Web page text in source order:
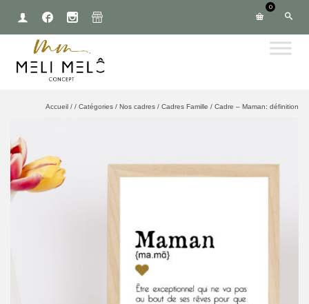
0
Accueil / / Catégories / Nos cadres / Cadres Famille / Cadre – Maman: définition